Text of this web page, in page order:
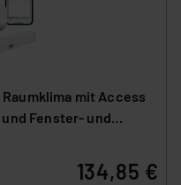
mit Access
und
134,85 €